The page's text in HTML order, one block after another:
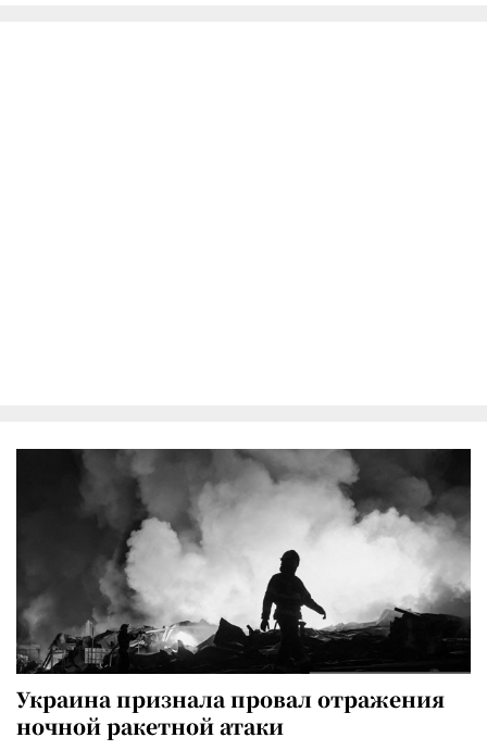
Украина признала провал отражения
ночной ракетной атаки